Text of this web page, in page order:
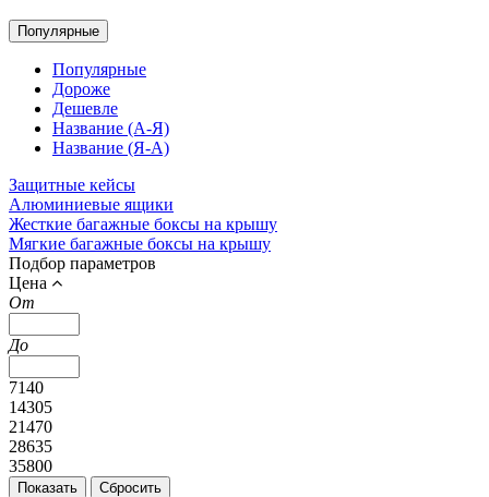
Популярные
Популярные
Дороже
Дешевле
Название (А-Я)
Название (Я-А)
Защитные кейсы
Алюминиевые ящики
Жесткие багажные боксы на крышу
Мягкие багажные боксы на крышу
Подбор параметров
Цена
От
До
7140
14305
21470
28635
35800